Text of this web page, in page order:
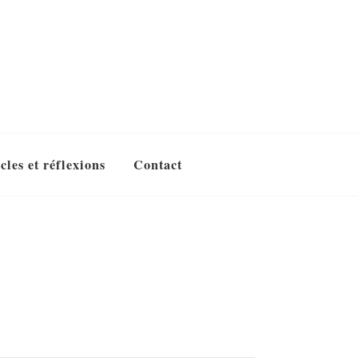
et réflexions Contact